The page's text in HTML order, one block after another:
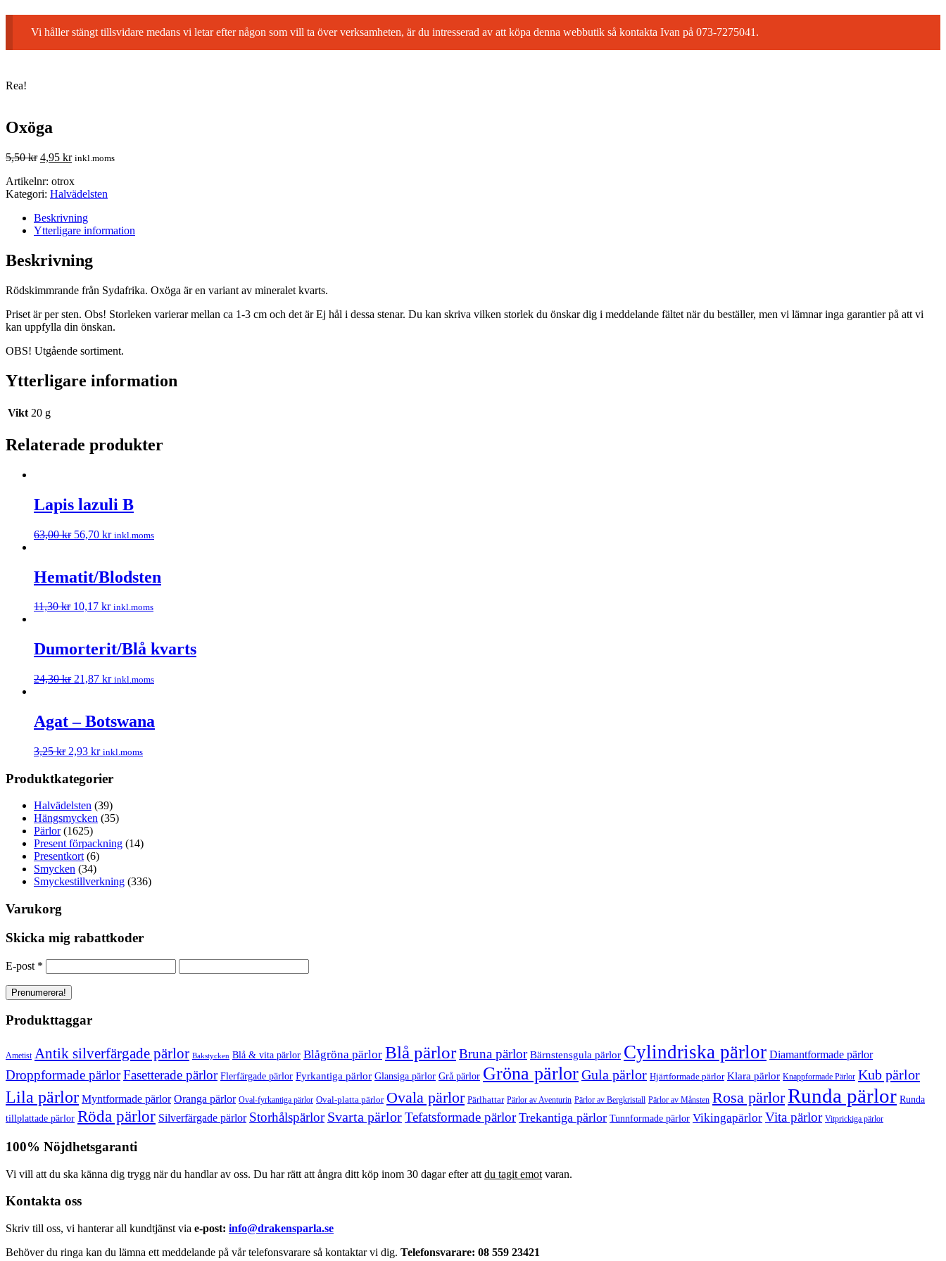
Vi håller stängt tillsvidare medans vi letar efter någon som vill ta över verksamheten, är du intresserad av att köpa denna webbutik så kontakta Ivan på 073-7275041.
Rea!
Oxöga
5,50kr 4,95 kr inkl.moms
Artikelnr: otrox
Kategori: Halvädelsten
Beskrivning
Ytterligare information
Beskrivning
Rödskimmrande från Sydafrika. Oxöga är en variant av mineralet kvarts.
Priset är per sten. Obs! Storleken varierar mellan ca 1-3 cm och det är Ej hål i dessa stenar. Du kan skriva vilken storlek du önskar dig i meddelande fältet när du beställer, men vi lämnar inga garantier på att vi
kan uppfylla din önskan.
OBS! Utgående sortiment.
Ytterligare information
Vikt 20 g
Relaterade produkter
Lapis lazuli B
63,00kr 56,70 kr inkl.moms
Hematit/Blodsten
11,30kr 10,17 kr inkl.moms
Dumorterit/Blå kvarts
24,30kr 21,87 kr inkl.moms
Agat – Botswana
3,25kr 2,93 kr inkl.moms
Produktkategorier
Halvädelsten (39)
Hängsmycken (35)
Pärlor (1625)
Present förpackning (14)
Presentkort (6)
Smycken (34)
Smyckestillverkning (336)
Varukorg
Skicka mig rabattkoder
E-post *
Produkttaggar
Ametist Antik silverfärgade pärlor Bakstycken Blå & vita pärlor Blågröna pärlor Blå pärlorBruna pärlor Bärnstensgula pärlor Cylindriska pärlor Diamantformade pärlor
Droppformade pärlorFasetterade pärlor Flerfärgade pärlor Fyrkantiga pärlor Glansiga pärlor Grå pärlor Gröna pärlorGula pärlor Hjärtformade pärlor Klara pärlor Knappformade Pärlor Kub pärlor
Lila pärlor Myntformade pärlor Oranga pärlor Oval-fyrkantiga pärlor Oval-platta pärlor Ovala pärlor Pärlhattar Pärlor av Aventurin Pärlor av Bergkristall Pärlor av Månsten Rosa pärlorRunda pärlor Runda
tillplattade pärlor Röda pärlor Silverfärgade pärlor Storhålspärlor Svarta pärlorTefatsformade pärlor Trekantiga pärlor Tunnformade pärlor Vikingapärlor Vita pärlor Vitprickiga pärlor
100% Nöjdhetsgaranti
Vi vill att du ska känna dig trygg när du handlar av oss. Du har rätt att ångra ditt köp inom 30 dagar efter att du tagit emot varan.
Kontakta oss
Skriv till oss, vi hanterar all kundtjänst via e-post: info@drakensparla.se
Behöver du ringa kan du lämna ett meddelande på vår telefonsvarare så kontaktar vi dig. Telefonsvarare: 08 559 23421